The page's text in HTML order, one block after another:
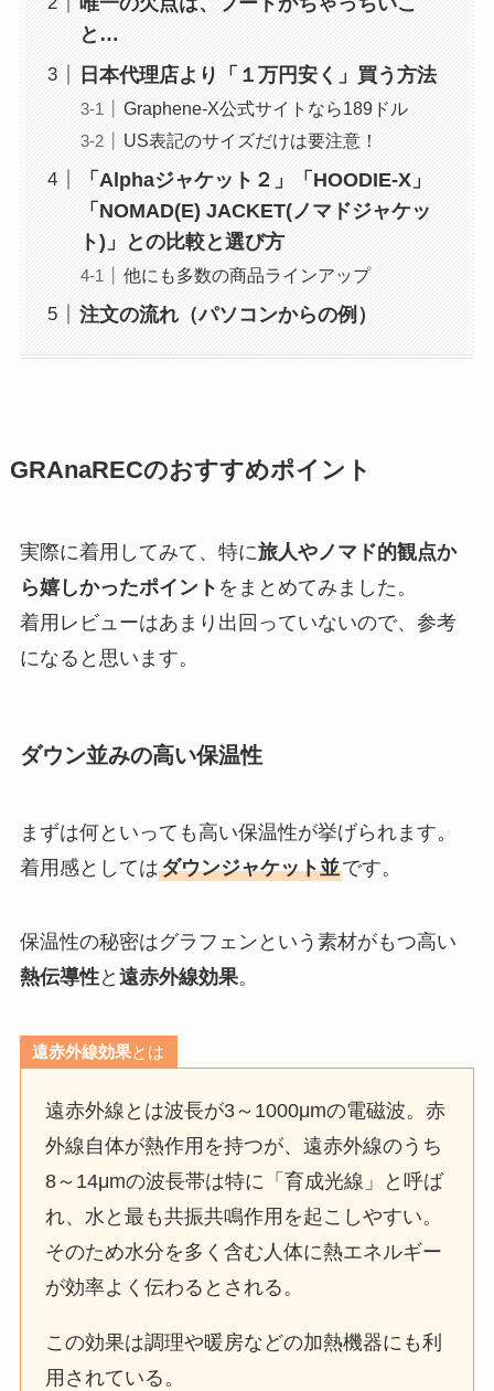
と…
日本代理店より「１万円安く」買う方法
Graphene-X公式サイトなら189ドル
US表記のサイズだけは要注意！
「Alphaジャケット２」「HOODIE-X」
「NOMAD(E) JACKET(ノマドジャケッ
ト)」との比較と選び方
他にも多数の商品ラインアップ
注文の流れ（パソコンからの例）
GRAnaRECのおすすめポイント
実際に着用してみて、特に旅人やノマド的観点か
ら嬉しかったポイント をまとめてみました。
着用レビューはあまり出回っていないので、参考
になると思います。
ダウン並みの高い保温性
まずは何といっても高い保温性が挙げられます。
着用感としてはダウンジャケット並です。
保温性の秘密はグラフェンという素材がもつ高い
熱伝導性と 遠赤外線効果。
遠赤外線効果とは
遠赤外線とは波長が3～1000μmの電磁波。赤
外線自体が熱作用を持つが、遠赤外線のうち
8～14μmの波長帯は特に「育成光線」と呼ば
れ、水と最も共振共鳴作用を起こしやすい。
そのため水分を多く含む人体に熱エネルギー
が効率よく伝わるとされる。
この効果は調理や暖房などの加熱機器にも利
用されている。